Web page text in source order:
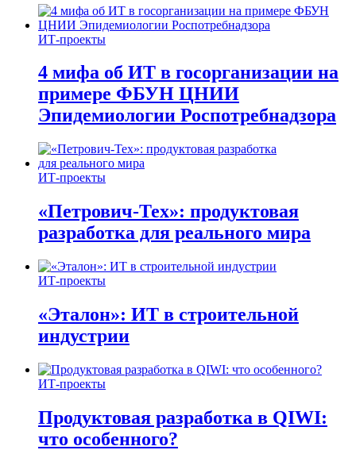
ИТ-проекты
4 мифа об ИТ в госорганизации на
примере ФБУН ЦНИИ
Эпидемиологии Роспотребнадзора
ИТ-проекты
«Петрович-Тех»: продуктовая
разработка для реального мира
ИТ-проекты
«Эталон»: ИТ в строительной
индустрии
ИТ-проекты
Продуктовая разработка в QIWI:
что особенного?